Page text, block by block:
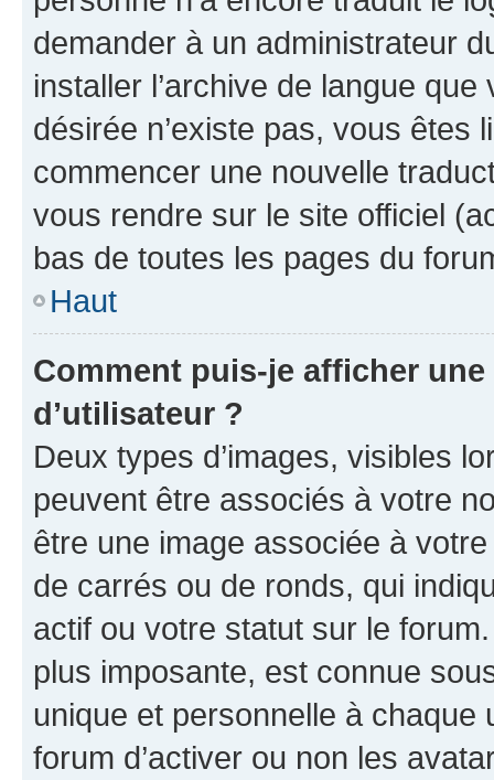
demander à un administrateur
installer l’archive de langue
désirée n’existe pas, vous êtes
commencer une nouvelle
vous rendre sur le site officiel
bas de toutes les pages du
Haut
Comment puis-je afficher
d’utilisateur ?
Deux types d’images, visibles
peuvent être associés à votre
être une image associée à
de carrés ou de ronds, qui
actif ou votre statut sur le
plus imposante, est connue
unique et personnelle à chaque
forum d’activer ou non les